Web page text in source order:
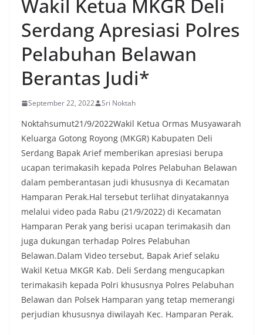
sekaligus menyampaikan pesan-pesan
kamtibmas. Kehadiran petugas disambut baik
oleh warga, yang sebagian besar tengah bersiap
menyambut momentum HUT Kemerdekaan RI
dengan berbagai persiapan di lingkungan
masing-masing.‎Dalam dialog yang berlangsung
akrab, Bhabinkamtibmas menyapa warga,
menanyakan kondisi keamanan dan kenyamanan
lingkungan tempat tinggal, serta membuka ruang
komunikasi dua arah agar warga dapat
menyampaikan keluhan maupun informasi terkait
situasi kamtibmas di sekitar mereka.‎‎‎Salah satu
poin utama yang disampaikan dalam kegiatan
sambang ini adalah imbauan kepada warga untuk
memasang bendera Merah Putih secara penuh,
bukan setengah tiang, sebagai bentuk
penghormatan dan rasa cinta tanah air
menjelang perayaan HUT Kemerdekaan RI.
Petugas mengingatkan bahwa pemasangan
bendera dengan benar merupakan salah satu
wujud nyata partisipasi masyarakat dalam
memperingati hari bersejarah bangsa
Indonesia.‎‎”Kami mengimbau kepada seluruh
warga agar mulai mempersiapkan dan memasang
bendera Merah Putih di depan rumah masing-
masing secara penuh. Ini adalah bentuk
penghormatan kita bersama terhadap
perjuangan para pahlawan yang telah merebut
Wakil Ketua MKGR Deli
Serdang Apresiasi Polres
Pelabuhan Belawan
Berantas Judi*
September 22, 2022 Sri Noktah
Noktahsumut21/9/2022Wakil Ketua Ormas Musyawarah
Keluarga Gotong Royong (MKGR) Kabupaten Deli
Serdang Bapak Arief memberikan apresiasi berupa
ucapan terimakasih kepada Polres Pelabuhan Belawan
dalam pemberantasan judi khususnya di Kecamatan
Hamparan Perak.Hal tersebut terlihat dinyatakannya
melalui video pada Rabu (21/9/2022) di Kecamatan
Hamparan Perak yang berisi ucapan terimakasih dan
juga dukungan terhadap Polres Pelabuhan
Belawan.Dalam Video tersebut, Bapak Arief selaku
Wakil Ketua MKGR Kab. Deli Serdang mengucapkan
terimakasih kepada Polri khususnya Polres Pelabuhan
Belawan dan Polsek Hamparan yang tetap memerangi
perjudian khususnya diwilayah Kec. Hamparan Perak.